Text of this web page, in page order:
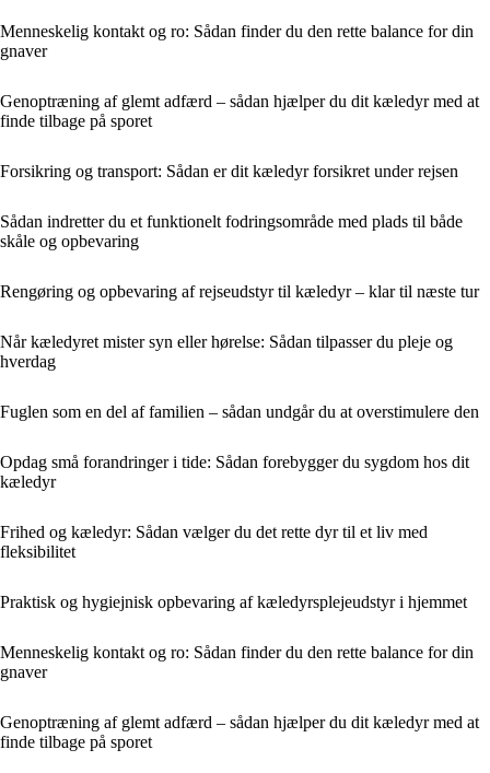
Menneskelig kontakt og ro: Sådan finder du den rette balance for din
gnaver
Genoptræning af glemt adfærd – sådan hjælper du dit kæledyr med at
finde tilbage på sporet
Forsikring og transport: Sådan er dit kæledyr forsikret under rejsen
Sådan indretter du et funktionelt fodringsområde med plads til både
skåle og opbevaring
Rengøring og opbevaring af rejseudstyr til kæledyr – klar til næste tur
Når kæledyret mister syn eller hørelse: Sådan tilpasser du pleje og
hverdag
Fuglen som en del af familien – sådan undgår du at overstimulere den
Opdag små forandringer i tide: Sådan forebygger du sygdom hos dit
kæledyr
Frihed og kæledyr: Sådan vælger du det rette dyr til et liv med
fleksibilitet
Praktisk og hygiejnisk opbevaring af kæledyrsplejeudstyr i hjemmet
Menneskelig kontakt og ro: Sådan finder du den rette balance for din
gnaver
Genoptræning af glemt adfærd – sådan hjælper du dit kæledyr med at
finde tilbage på sporet